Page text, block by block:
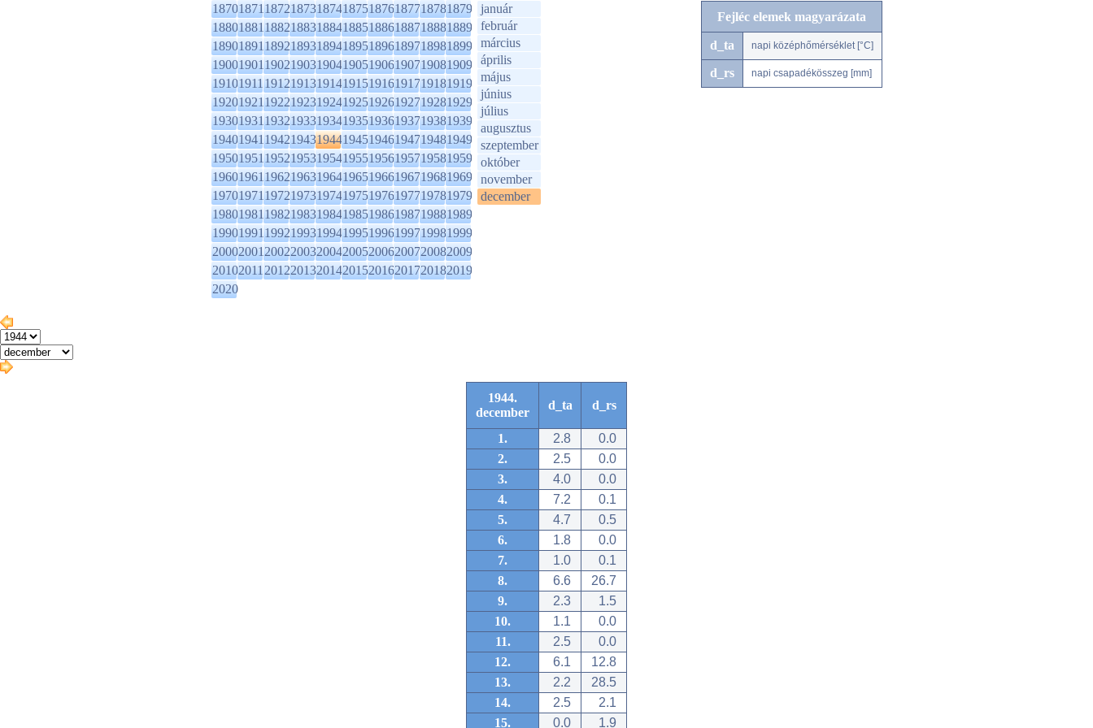
1870187118721873187418751876187718781879
1880188118821883188418851886188718881889
1890189118921893189418951896189718981899
1900190119021903190419051906190719081909
1910191119121913191419151916191719181919
1920192119221923192419251926192719281929
1930193119321933193419351936193719381939
1940194119421943194419451946194719481949
1950195119521953195419551956195719581959
1960196119621963196419651966196719681969
1970197119721973197419751976197719781979
1980198119821983198419851986198719881989
1990199119921993199419951996199719981999
2000200120022003200420052006200720082009
2010201120122013201420152016201720182019
2020
január
február
március
április
május
június
július
augusztus
szeptember
október
november
december
Fejléc elemek magyarázata
d_ta napi középhőmérséklet [°C]
d_rs napi csapadékösszeg [mm]
1944.
december
d_ta d_rs
1. 2.8
0.0
2.
2.5
0.0
3.
4.0
0.0
4.
7.2
0.1
5.
4.7
0.5
6.
1.8
0.0
7.
1.0
0.1
8.
6.6
26.7
9.
2.3
1.5
10.
1.1
0.0
11.
2.5
0.0
12.
6.1
12.8
13.
2.2
28.5
14.
2.5
2.1
15.
0.0 1.9